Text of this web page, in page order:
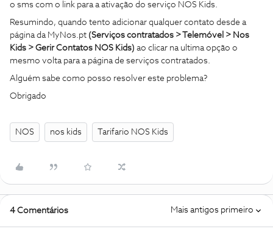
o sms com o link para a ativação do serviço NOS Kids.
Resumindo, quando tento adicionar qualquer contato desde a
página da MyNos.pt (Serviços contratados > Telemóvel > Nos
Kids > Gerir Contatos NOS Kids) ao clicar na ultima opção o
mesmo volta para a página de serviços contratados.
Alguém sabe como posso resolver este problema?
Obrigado
NOS nos kids Tarifario NOS Kids
4 Comentários Mais antigos primeiro